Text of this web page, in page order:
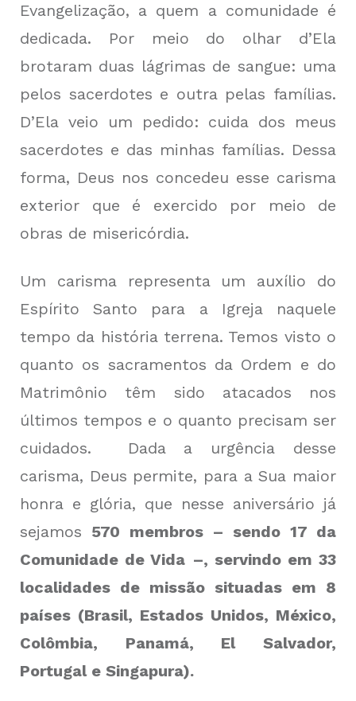
Evangelização, a quem a comunidade é
dedicada. Por meio do olhar d’Ela
brotaram duas lágrimas de sangue: uma
pelos sacerdotes e outra pelas famílias.
D’Ela veio um pedido: cuida dos meus
sacerdotes e das minhas famílias. Dessa
forma, Deus nos concedeu esse carisma
exterior que é exercido por meio de
obras de misericórdia.
Um carisma representa um auxílio do
Espírito Santo para a Igreja naquele
tempo da história terrena. Temos visto o
quanto os sacramentos da Ordem e do
Matrimônio têm sido atacados nos
últimos tempos e o quanto precisam ser
cuidados. Dada a urgência desse
carisma, Deus permite, para a Sua maior
honra e glória, que nesse aniversário já
sejamos 570 membros – sendo 17 da
Comunidade de Vida –, servindo em 33
localidades de missão situadas em 8
países (Brasil, Estados Unidos, México,
Colômbia, Panamá, El Salvador,
Portugal e Singapura).